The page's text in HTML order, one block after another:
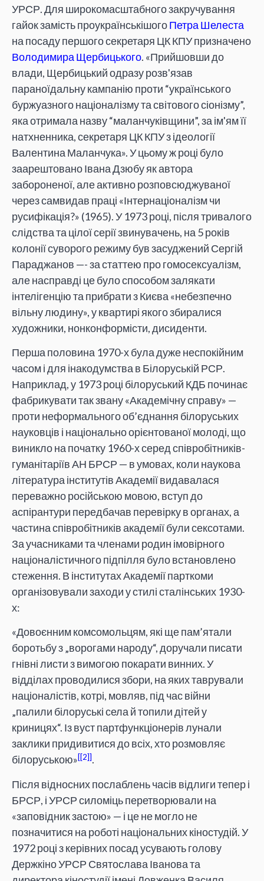
УРСР. Для широкомасштабного закручування
гайок замість проукраїнськішогоПетра Шелеста
на посаду першого секретаря ЦК КПУ призначено
Володимира Щербицького. «Прийшовши до
влади, Щербицький одразу розв'язав
параноїдальну кампанію проти “українського
буржуазного націоналізму та світового сіонізму”,
яка отримала назву “маланчуківщини”, за ім'ям її
натхненника, секретаря ЦК КПУ з ідеології
Валентина Маланчука». У цьому ж році було
заарештовано Івана Дзюбу як автора
забороненої, але активно розповсюджуваної
через самвидав праці «Інтернаціоналізм чи
русифікація?» (1965). У 1973 році, після тривалого
слідства та цілої серії звинувачень, на 5 років
колонії суворого режиму був засуджений Сергій
Параджанов —- за статтею про гомосексуалізм,
але насправді це було способом залякати
інтелігенцію та прибрати з Києва «небезпечно
вільну людину», у квартирі якого збиралися
художники, нонконформісти, дисиденти.
Перша половина 1970-х була дуже неспокійним
часом і для інакодумства в Білоруській РСР.
Наприклад, у 1973 році білоруський КДБ починає
фабрикувати так звану «Академічну справу» —
проти неформального об’єднання білоруських
науковців і національно орієнтованої молоді, що
виникло на початку 1960-х серед співробітників-
гуманітаріїв АН БРСР — в умовах, коли наукова
література інститутів Академії видавалася
переважно російською мовою, вступ до
аспірантури передбачав перевірку в органах, а
частина співробітників академії були сексотами.
За учасниками та членами родин імовірного
націоналістичного підпілля було встановлено
стеження. В інститутах Академії парткоми
організовували заходи у стилі сталінських 1930-
х:
«Довоєнним комсомольцям, які ще пам’ятали
боротьбу з „ворогами народу“, доручали писати
гнівні листи з вимогою покарати винних. У
відділах проводилися збори, на яких таврували
націоналістів, котрі, мовляв, під час війни
„палили білоруські села й топили дітей у
криницях“. Із вуст партфункціонерів лунали
заклики придивитися до всіх, хто розмовляє
білоруською» [2] .
Після відносних послаблень часів відлиги тепер і
БРСР, і УРСР силоміць перетворювали на
«заповідник застою» — і це не могло не
позначитися на роботі національних кіностудій. У
1972 році з керівних посад усувають голову
Держкіно УРСР Святослава Іванова та